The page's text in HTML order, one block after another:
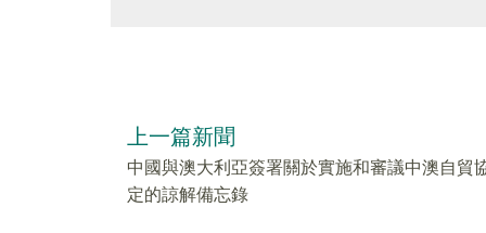
上一篇新聞
中國與澳大利亞簽署關於實施和審議中澳自貿
定的諒解備忘錄